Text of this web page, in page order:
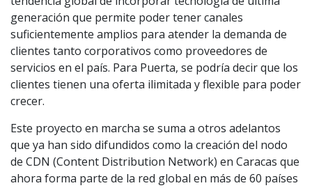
generación que permite poder tener canales
suficientemente amplios para atender la demanda de
clientes tanto corporativos como proveedores de
servicios en el país. Para Puerta, se podría decir que los
clientes tienen una oferta ilimitada y flexible para poder
crecer.
Este proyecto en marcha se suma a otros adelantos
que ya han sido difundidos como la creación del nodo
de CDN (Content Distribution Network) en Caracas que
ahora forma parte de la red global en más de 60 países